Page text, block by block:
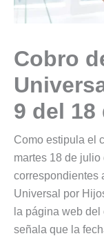
Cobro
9 del 18
Como estipula el
martes 18 de
correspondientes
Universal por
la página web
señala que la